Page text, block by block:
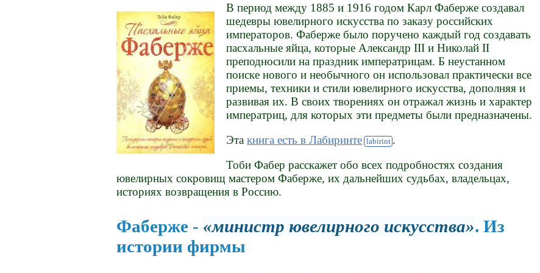
В период между 1885 и 1916 годом Карл Фаберже создавал
шедевры ювелирного искусства по заказу российских
императоров. Фаберже было поручено каждый год создавать
пасхальные яйца, которые Александр III и Николай II
преподносили на праздник императрицам. Б неустанном
поиске нового и необычного он использовал практически все
приемы, техники и стили ювелирного искусства, дополняя и
развивая их. В своих творениях он отражал жизнь и характер
императриц, для которых эти предметы были предназначены.
Этакнига есть в Лабиринте
.
Тоби Фабер расскажет обо всех подробностях создания
ювелирных сокровищ мастером Фаберже, их дальнейших судьбах, владельцах,
историях возвращения в Россию.
Фаберже - министр ювелирного искусства . Из
истории фирмы